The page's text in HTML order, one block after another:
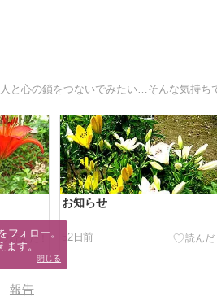
と心の鎖をつないでみたい…そんな気持ち
お知らせ
52日前
報告
フォロー。
す。
閉じる